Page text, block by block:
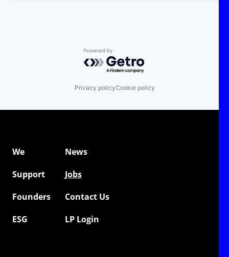
Powered by Getro.com
Privacy policyCookie policy
We
News
Support
Jobs
Founders
Contact Us
ESG
LP Login